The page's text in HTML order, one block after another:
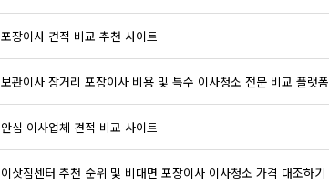
포장이사 견적 비교 추천 사이트
보관이사 장거리 포장이사 비용 및 특수 이사청소 전문 비교 플랫폼
안심 이사업체 견적 비교 사이트
이삿짐센터 추천 순위 및 비대면 포장이사 이사청소 가격 대조하기